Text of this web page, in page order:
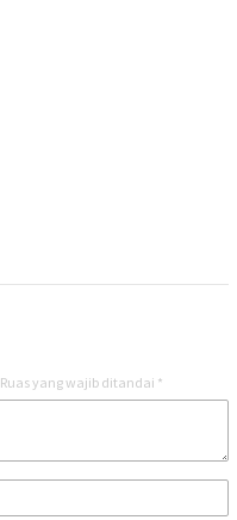
Ruas yang wajib ditandai *